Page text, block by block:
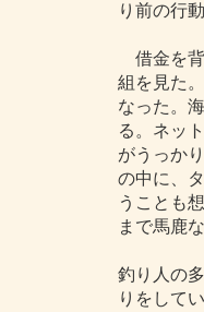
り前の行
借金を背
組を見た
なった。
る。ネッ
がうっか
の中に、
うことも
まで馬鹿な
釣り人の
りをして